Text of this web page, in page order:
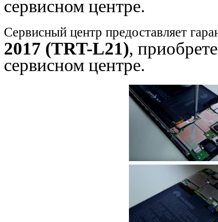
сервисном центре.
Сервисный центр предоставляет
2017 (TRT-L21),
сервисном центре.